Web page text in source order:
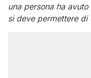
una persona ha
si deve permettere